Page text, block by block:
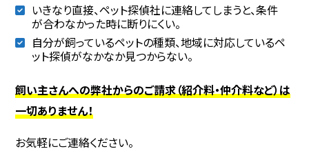
いきなり直接、ペット探偵社に連絡してしまうと、条件
が合わなかった時に断りにくい。
自分が飼っているペットの種類、地域に対応しているペ
ット探偵がなかなか見つからない。
飼い主さんへの弊社からのご請求（紹介料・仲介料など）は
一切ありません！
お気軽にご連絡ください。